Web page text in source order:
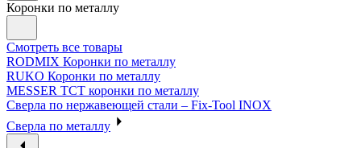
Коронки по металлу
Смотреть все товары
RODMIX Коронки по металлу
RUKO Коронки по металлу
MESSER ТСТ коронки по металлу
Сверла по нержавеющей стали – Fix-Tool INOX
Сверла по металлу